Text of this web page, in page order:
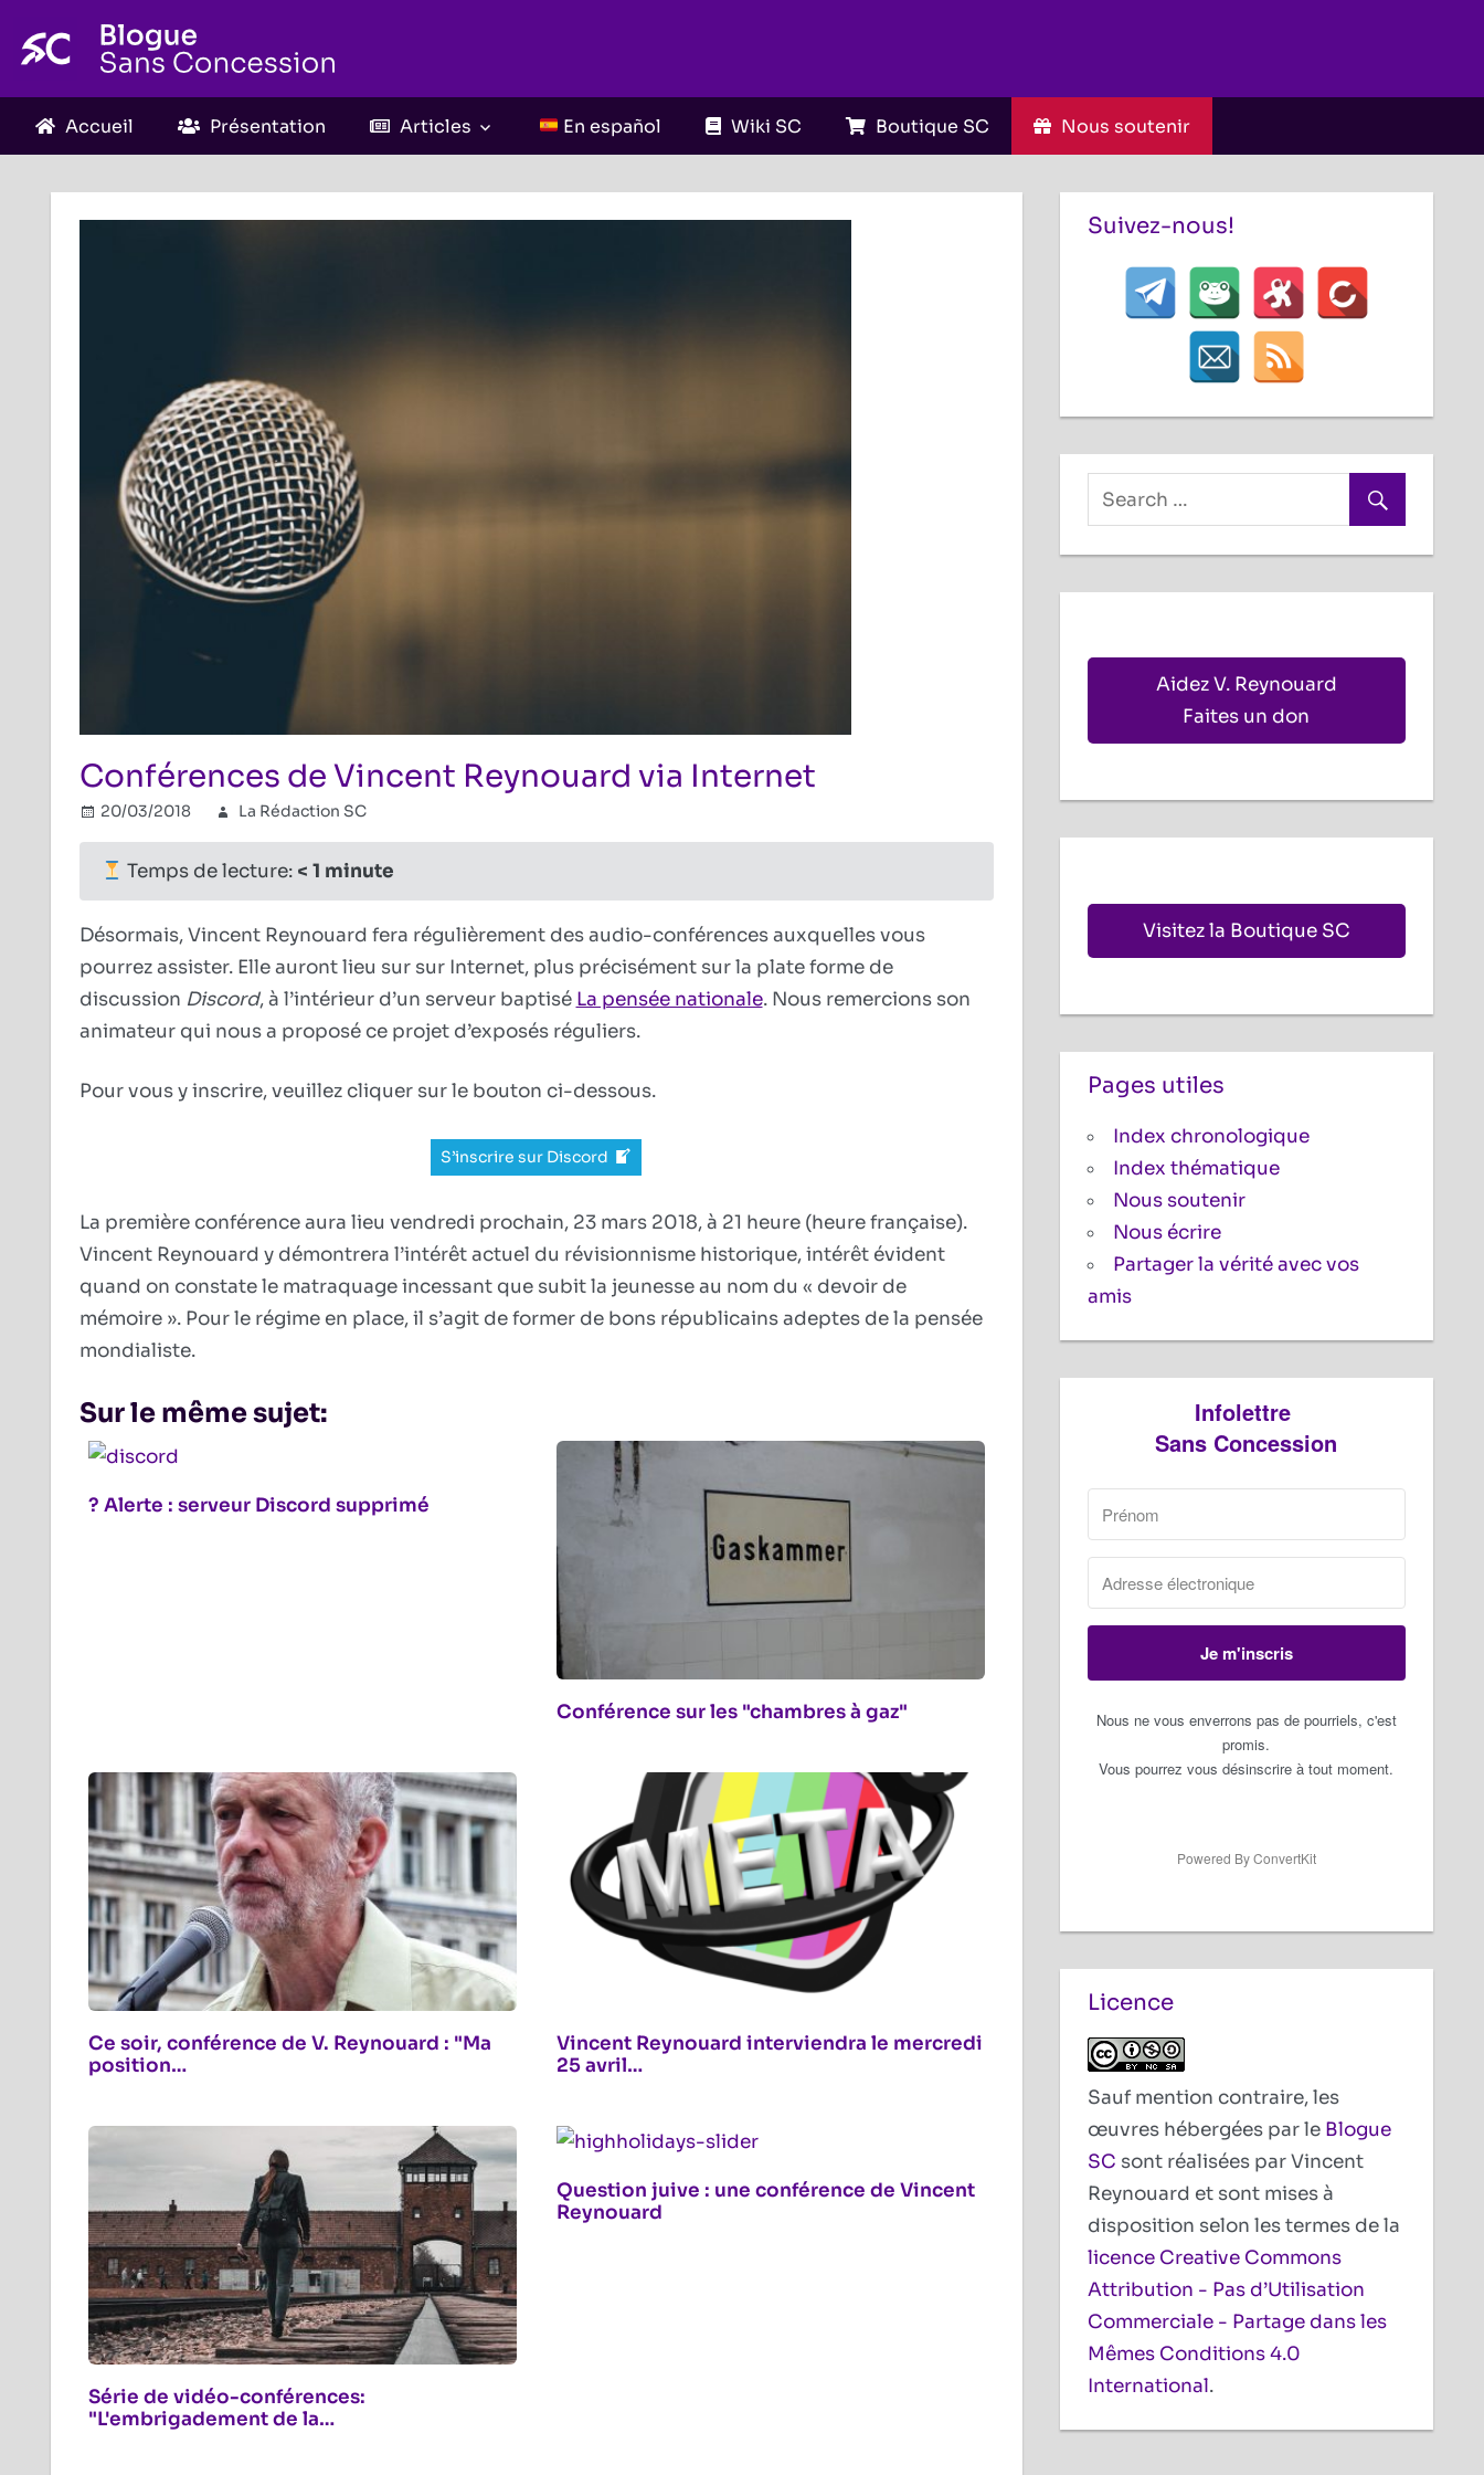
Accueil Présentation Articles En español Wiki SC Boutique SC Nous soutenir
Conférences de Vincent Reynouard via Internet
20/03/2018 La Rédaction SC
via
Internet
Temps de lecture: < 1 minute
Désormais, Vincent Reynouard fera régulièrement des audio-conférences auxquelles vous
pourrez assister. Elle auront lieu sur sur Internet, plus précisément sur la plate forme de
discussion Discord, à l’intérieur d’un serveur baptisé La pensée nationale. Nous remercions son
animateur qui nous a proposé ce projet d’exposés réguliers.
Pour vous y inscrire, veuillez cliquer sur le bouton ci-dessous.
S’inscrire sur Discord
La première conférence aura lieu vendredi prochain, 23 mars 2018, à 21 heure (heure française).
Vincent Reynouard y démontrera l’intérêt actuel du révisionnisme historique, intérêt évident
quand on constate le matraquage incessant que subit la jeunesse au nom du « devoir de
mémoire ». Pour le régime en place, il s’agit de former de bons républicains adeptes de la pensée
mondialiste.
Sur le même sujet:
? Alerte : serveur Discord supprimé
Conférence sur les "chambres à gaz"
Ce soir, conférence de V. Reynouard : "Ma
position…
Vincent Reynouard interviendra le mercredi
25 avril…
Série de vidéo-conférences:
"L'embrigadement de la…
Question juive : une conférence de Vincent
Reynouard
Suivez-nous!
Aidez V. Reynouard
Faites un don
Visitez la Boutique SC
Pages utiles
Index chronologique
Index thématique
Nous soutenir
Nous écrire
Partager la vérité avec vos
amis
Infolettre
Sans Concession
Je m'inscris
Nous ne vous enverrons pas de pourriels, c'est
promis.
Vous pourrez vous désinscrire à tout moment.
Powered By ConvertKit
Licence
Sauf mention contraire, les
œuvres hébergées par le Blogue
SC sont réalisées par Vincent
Reynouard et sont mises à
disposition selon les termes de la
licence Creative Commons
Attribution - Pas d’Utilisation
Commerciale - Partage dans les
Mêmes Conditions 4.0
International.